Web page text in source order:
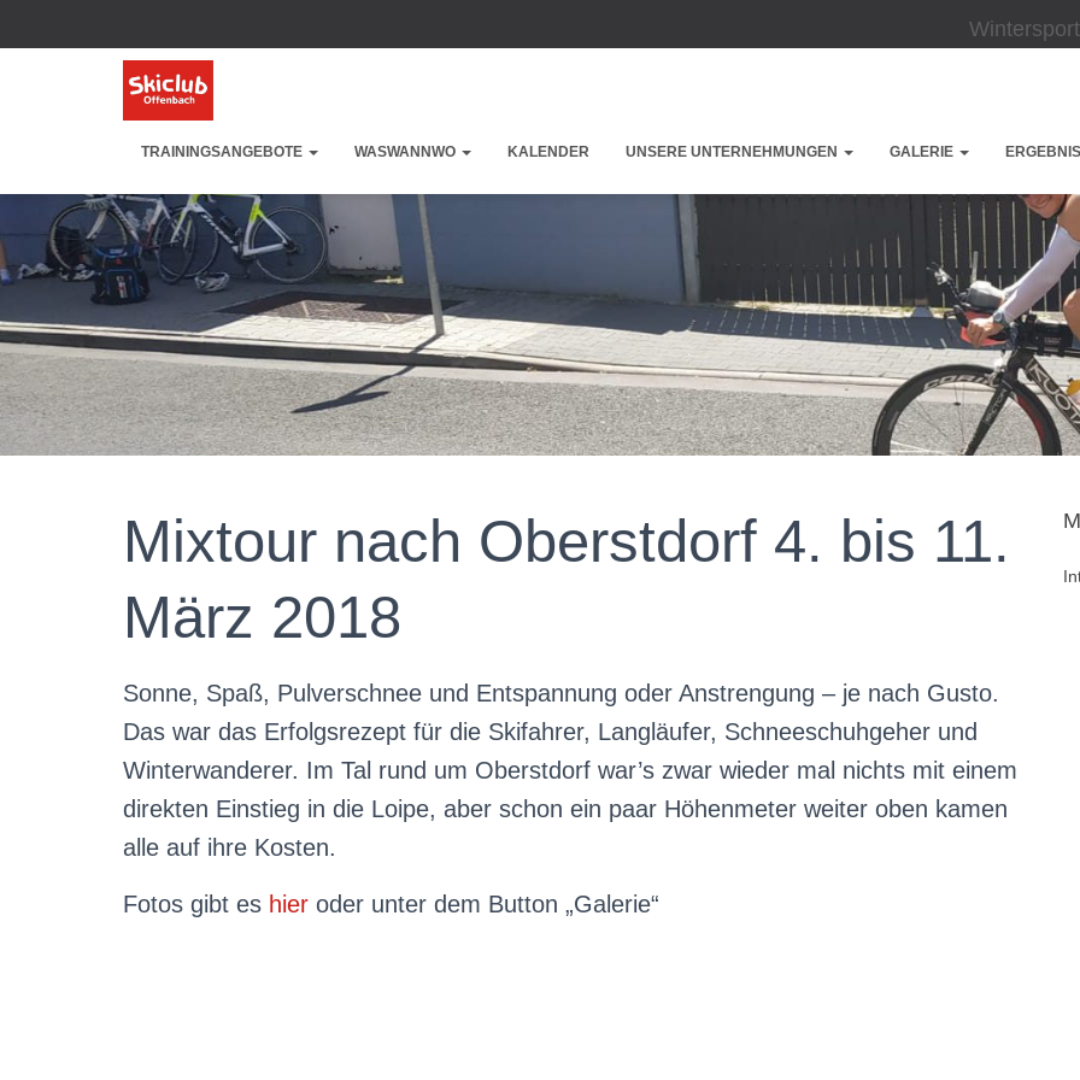
TRAININGSANGEBOTE WASWANNWO KALENDER UNSERE UNTERNEHMUNGEN GALERIE
Mixtour nach Oberstdorf 4. bis 11.
März 2018
Sonne, Spaß, Pulverschnee und Entspannung oder Anstrengung – je nach Gusto.
Das war das Erfolgsrezept für die Skifahrer, Langläufer, Schneeschuhgeher und
Winterwanderer. Im Tal rund um Oberstdorf war’s zwar wieder mal nichts mit einem
direkten Einstieg in die Loipe, aber schon ein paar Höhenmeter weiter oben kamen
alle auf ihre Kosten.
Fotos gibt es hier oder unter dem Button „Galerie“